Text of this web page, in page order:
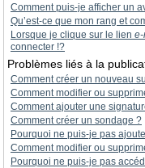
Comment puis-je afficher un
Qu’est-ce que mon rang et
Lorsque je clique sur le lien
connecter !?
Problèmes liés à la
Comment créer un nouveau
Comment modifier ou
Comment ajouter une
Comment créer un sondage ?
Pourquoi ne puis-je pas
Comment modifier ou
Pourquoi ne puis-je pas